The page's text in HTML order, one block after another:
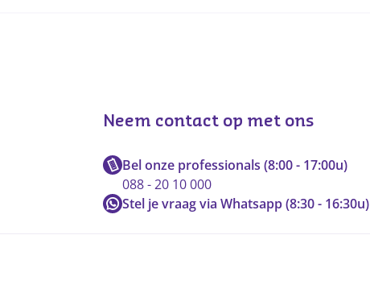
Neem contact op met ons
Bel onze professionals (8:00 - 17:00u)
088 - 20 10 000
Stel je vraag via Whatsapp (8:30 - 16:30u)